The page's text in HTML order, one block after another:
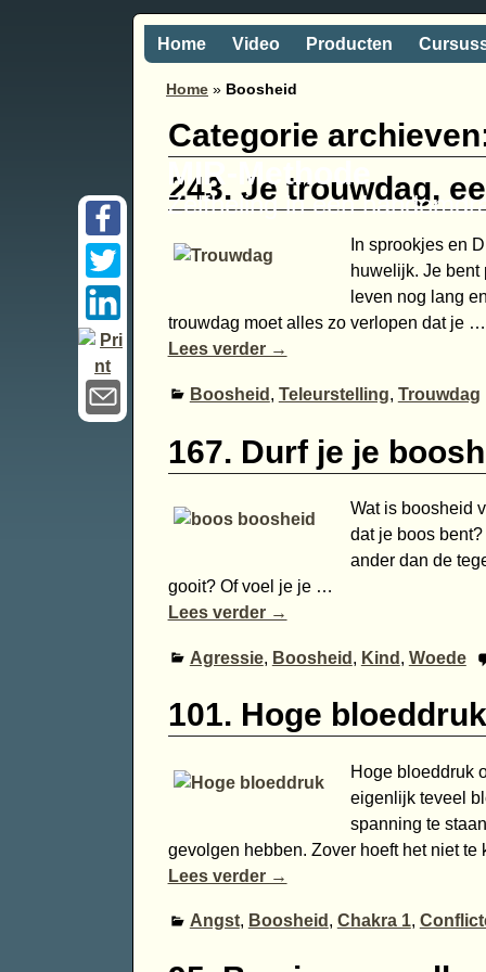
MIR-Methode
Zelfheling in een
Home Video Producten
Home » Boosheid
Categorie
243. Je trouwdag,
In sprookjes en
huwelijk. Je bent
leven nog lang
trouwdag moet alles zo verlopen dat je …
Lees verder →
Boosheid , Teleurstelling, Trouwdag
167. Durf je je
Wat is boosheid
dat je boos
ander dan de
gooit? Of voel je je …
Lees verder →
Agressie, Boosheid , Kind , Woede
101. Hoge
Hoge bloeddruk
eigenlijk teveel
spanning te
gevolgen hebben. Zover hoeft het niet te
Lees verder →
Angst, Boosheid , Chakra 1,